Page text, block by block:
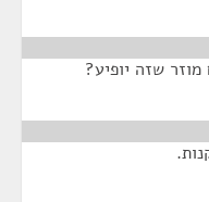
שזה יופיע?